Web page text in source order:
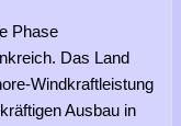
Phase
Das Land
Windkraftleistung
Ausbau in